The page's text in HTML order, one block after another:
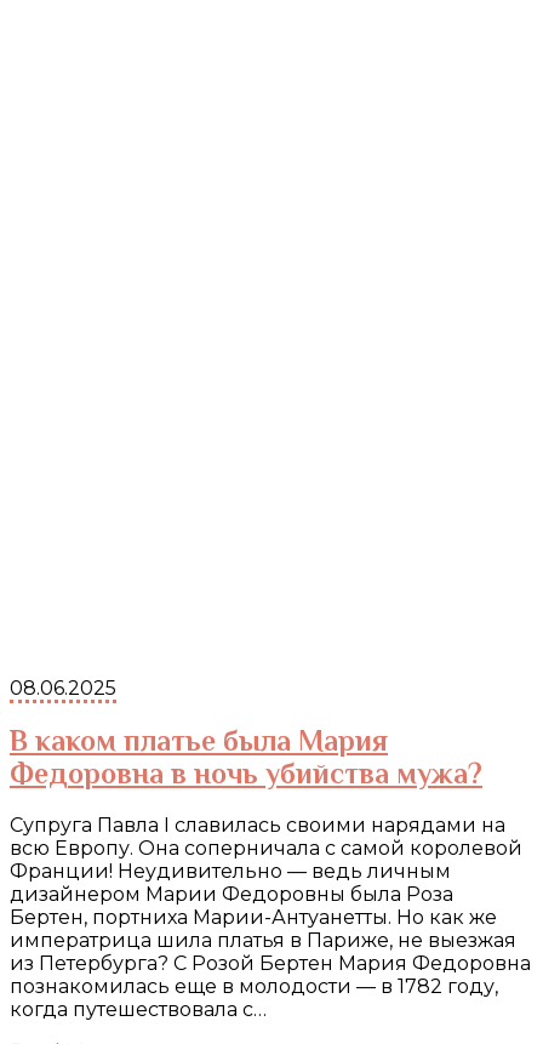
08.06.2025
В каком платье была Мария
Федоровна в ночь убийства мужа?
Супруга Павла I славилась своими нарядами на
всю Европу. Она соперничала с самой королевой
Франции! Неудивительно — ведь личным
дизайнером Марии Федоровны была Роза
Бертен, портниха Марии-Антуанетты. Но как же
императрица шила платья в Париже, не выезжая
из Петербурга? С Розой Бертен Мария Федоровна
познакомилась еще в молодости — в 1782 году,
когда путешествовала с…